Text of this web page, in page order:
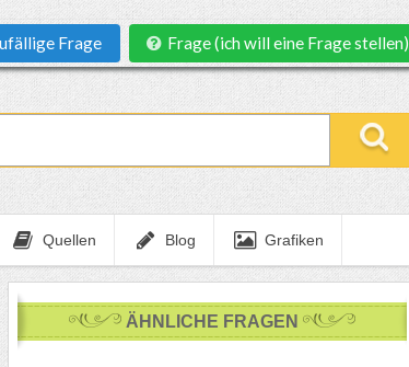
Frage Frage (ich will eine Frage stellen)
Quellen Blog Grafiken
ÄHNLICHE FRAGEN